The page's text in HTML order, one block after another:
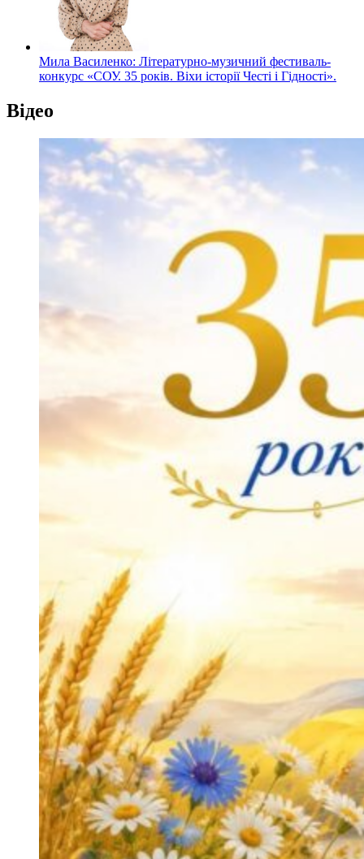
Мила Василенко: Літературно-музичний фестиваль-
конкурс «СОУ. 35 років. Віхи історії Честі і Гідності».
Відео